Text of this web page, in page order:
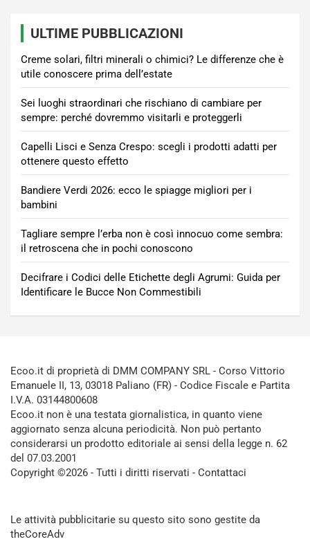
ULTIME PUBBLICAZIONI
Creme solari, filtri minerali o chimici? Le differenze che è
utile conoscere prima dell’estate
Sei luoghi straordinari che rischiano di cambiare per
sempre: perché dovremmo visitarli e proteggerli
Capelli Lisci e Senza Crespo: scegli i prodotti adatti per
ottenere questo effetto
Bandiere Verdi 2026: ecco le spiagge migliori per i
bambini
Tagliare sempre l’erba non è così innocuo come sembra:
il retroscena che in pochi conoscono
Decifrare i Codici delle Etichette degli Agrumi: Guida per
Identificare le Bucce Non Commestibili
Ecoo.it di proprietà di DMM COMPANY SRL - Corso Vittorio
Emanuele II, 13, 03018 Paliano (FR) - Codice Fiscale e Partita
I.V.A. 03144800608
Ecoo.it non è una testata giornalistica, in quanto viene
aggiornato senza alcuna periodicità. Non può pertanto
considerarsi un prodotto editoriale ai sensi della legge n. 62
del 07.03.2001
Copyright ©2026 - Tutti i diritti riservati - Contattaci
Le attività pubblicitarie su questo sito sono gestite da
theCoreAdv